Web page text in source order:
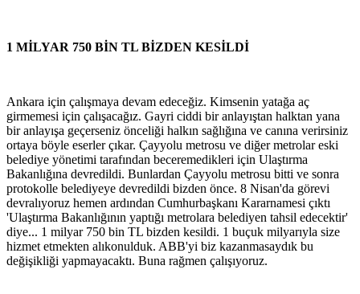
1 MİLYAR 750 BİN TL BİZDEN KESİLDİ
Ankara için çalışmaya devam edeceğiz. Kimsenin yatağa aç
girmemesi için çalışacağız. Gayri ciddi bir anlayıştan halktan yana
bir anlayışa geçerseniz önceliği halkın sağlığına ve canına verirsiniz
ortaya böyle eserler çıkar. Çayyolu metrosu ve diğer metrolar eski
belediye yönetimi tarafından beceremedikleri için Ulaştırma
Bakanlığına devredildi. Bunlardan Çayyolu metrosu bitti ve sonra
protokolle belediyeye devredildi bizden önce. 8 Nisan'da görevi
devralıyoruz hemen ardından Cumhurbaşkanı Kararnamesi çıktı
'Ulaştırma Bakanlığının yaptığı metrolara belediyen tahsil edecektir'
diye... 1 milyar 750 bin TL bizden kesildi. 1 buçuk milyarıyla size
hizmet etmekten alıkonulduk. ABB'yi biz kazanmasaydık bu
değişikliği yapmayacaktı. Buna rağmen çalışıyoruz.